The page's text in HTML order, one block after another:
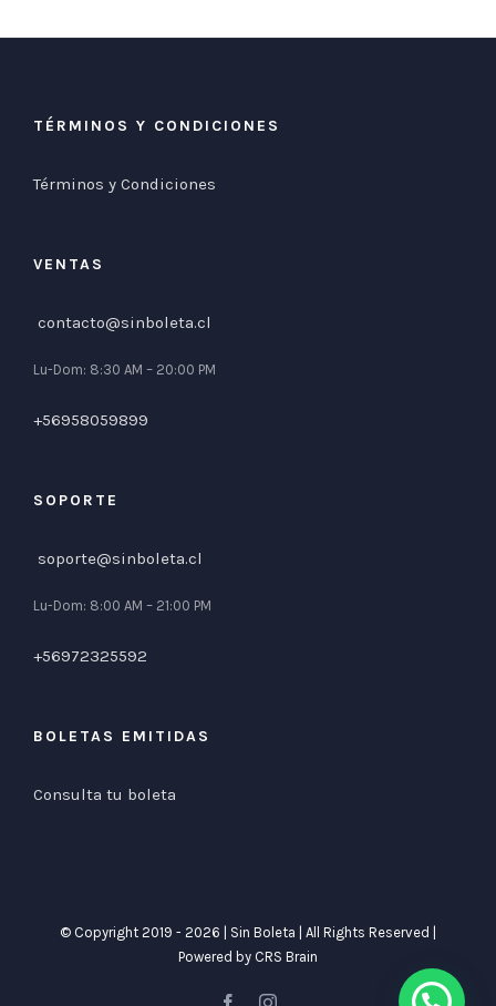
TÉRMINOS Y CONDICIONES
Términos y Condiciones
VENTAS
contacto@sinboleta.cl
Lu-Dom: 8:30 AM – 20:00 PM
+56958059899
SOPORTE
soporte@sinboleta.cl
Lu-Dom: 8:00 AM – 21:00 PM
+56972325592
BOLETAS EMITIDAS
Consulta tu boleta
© Copyright 2019 - 2026 | Sin Boleta | All Rights Reserved |
Powered by CRS Brain
facebookinstagram